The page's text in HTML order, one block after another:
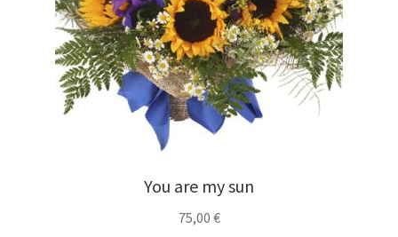
You are my sun
75,00 €